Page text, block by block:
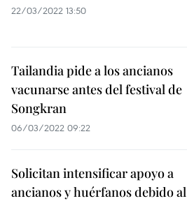
22/03/2022 13:50
Tailandia pide a los ancianos
vacunarse antes del festival de
Songkran
06/03/2022 09:22
Solicitan intensificar apoyo a
ancianos y huérfanos debido al